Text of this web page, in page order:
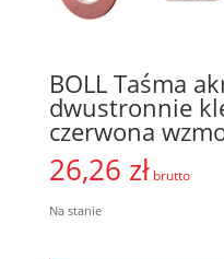
BOLL Taśma
dwustronnie
czerwona
26,26 zł brutto
Na stanie